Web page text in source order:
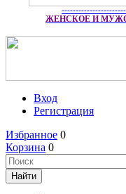
ЖЕНСКОЕ И
Вход
Регистрация
Избранное 0
Корзина 0